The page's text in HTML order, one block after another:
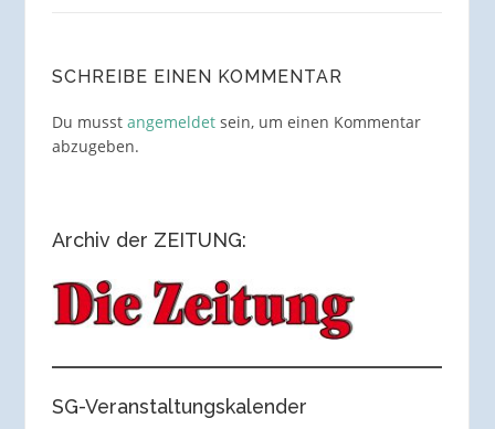
SCHREIBE EINEN KOMMENTAR
Du musst angemeldetsein, um einen Kommentar
abzugeben.
Archiv der ZEITUNG:
SG-Veranstaltungskalender